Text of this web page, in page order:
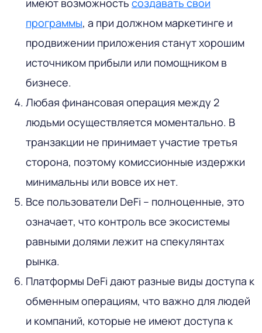
имеют возможность создавать свои
программы, а при должном маркетинге и
продвижении приложения станут хорошим
источником прибыли или помощником в
бизнесе.
Любая финансовая операция между 2
людьми осуществляется моментально. В
транзакции не принимает участие третья
сторона, поэтому комиссионные издержки
минимальны или вовсе их нет.
Все пользователи DeFi – полноценные, это
означает, что контроль все экосистемы
равными долями лежит на спекулянтах
рынка.
Платформы DeFi дают разные виды доступа к
обменным операциям, что важно для людей
и компаний, которые не имеют доступа к